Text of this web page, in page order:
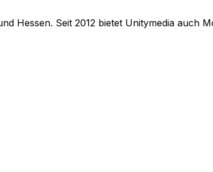
Hessen. Seit 2012 bietet Unitymedia auch